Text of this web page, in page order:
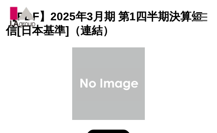
【PDF】2025年3月期 第1四半期決算短
信[日本基準]（連結）